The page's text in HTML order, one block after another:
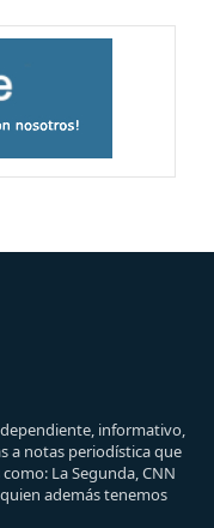
informativo,
a notas periodística que
La Segunda, CNN
además tenemos